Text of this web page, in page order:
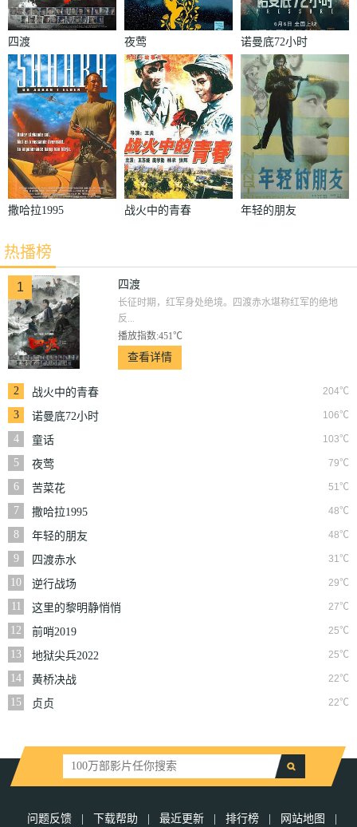
四渡 夜莺 诺曼底72小时
撒哈拉1995 战火中的青春 年轻的朋友
热播榜
1 四渡
长征时期，红军身处绝境。四渡赤水堪称红军的绝地
反...
播放指数:451℃
查看详情
2 204℃
战火中的青春
3
106℃
诺曼底72小时
4
103℃
童话
5
79℃
夜莺
6
51℃
苦菜花
7
48℃
撒哈拉1995
8
48℃
年轻的朋友
9
31℃
四渡赤水
10
29℃
逆行战场
11
27℃
这里的黎明静悄悄
12
25℃
前哨2019
13
25℃
地狱尖兵2022
14
22℃
黄桥决战
15
22℃
贞贞
问题反馈 下载帮助 最近更新 排行榜 网站地图